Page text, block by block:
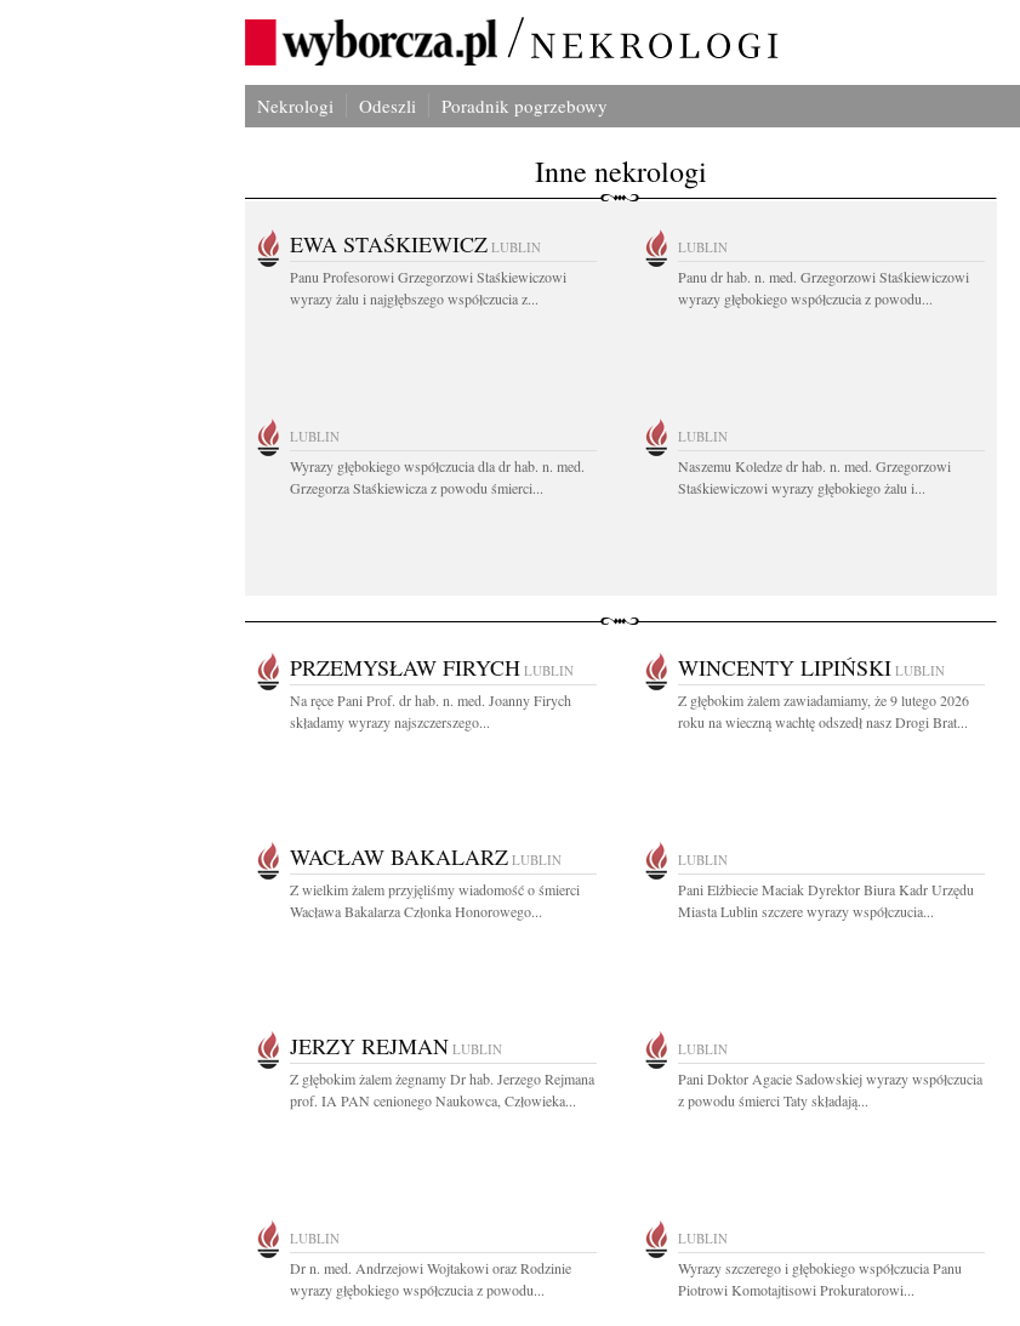
Nekrologi Odeszli Poradnik pogrzebowy
Inne nekrologi
EWA STAŚKIEWICZ LUBLIN
Panu Profesorowi Grzegorzowi Staśkiewiczowi
wyrazy żalu i najgłębszego współczucia z...
LUBLIN
Panu dr hab. n. med. Grzegorzowi Staśkiewiczowi
wyrazy głębokiego współczucia z powodu...
LUBLIN
Wyrazy głębokiego współczucia dla dr hab. n. med.
Grzegorza Staśkiewicza z powodu śmierci...
LUBLIN
Naszemu Koledze dr hab. n. med. Grzegorzowi
Staśkiewiczowi wyrazy głębokiego żalu i...
PRZEMYSŁAW FIRYCH LUBLIN
Na ręce Pani Prof. dr hab. n. med. Joanny Firych
składamy wyrazy najszczerszego...
WINCENTY LIPIŃSKI LUBLIN
Z głębokim żalem zawiadamiamy, że 9 lutego 2026
roku na wieczną wachtę odszedł nasz Drogi Brat...
WACŁAW BAKALARZ LUBLIN
Z wielkim żalem przyjęliśmy wiadomość o śmierci
Wacława Bakalarza Członka Honorowego...
LUBLIN
Pani Elżbiecie Maciak Dyrektor Biura Kadr Urzędu
Miasta Lublin szczere wyrazy współczucia...
JERZY REJMAN LUBLIN
Z głębokim żalem żegnamy Dr hab. Jerzego Rejmana
prof. IA PAN cenionego Naukowca, Człowieka...
LUBLIN
Pani Doktor Agacie Sadowskiej wyrazy współczucia
z powodu śmierci Taty składają...
LUBLIN
Dr n. med. Andrzejowi Wojtakowi oraz Rodzinie
wyrazy głębokiego współczucia z powodu...
LUBLIN
Wyrazy szczerego i głębokiego współczucia Panu
Piotrowi Komotajtisowi Prokuratorowi...